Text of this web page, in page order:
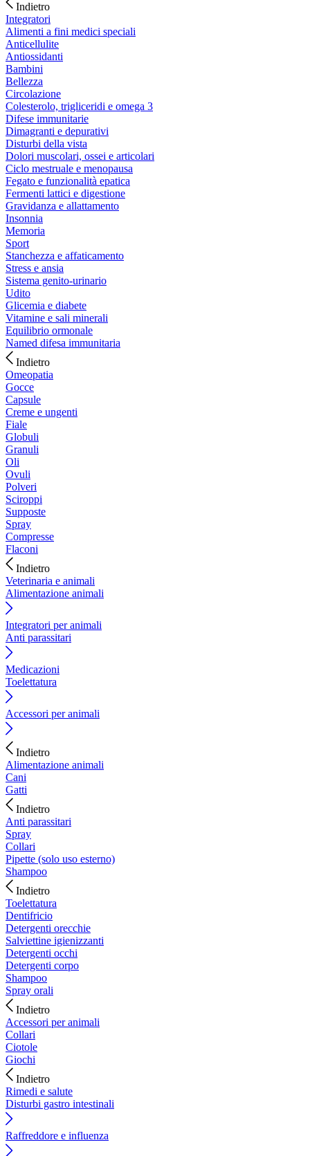
Indietro
Integratori
Alimenti a fini medici speciali
Anticellulite
Antiossidanti
Bambini
Bellezza
Circolazione
Colesterolo, trigliceridi e omega 3
Difese immunitarie
Dimagranti e depurativi
Disturbi della vista
Dolori muscolari, ossei e articolari
Ciclo mestruale e menopausa
Fegato e funzionalità epatica
Fermenti lattici e digestione
Gravidanza e allattamento
Insonnia
Memoria
Sport
Stanchezza e affaticamento
Stress e ansia
Sistema genito-urinario
Udito
Glicemia e diabete
Vitamine e sali minerali
Equilibrio ormonale
Named difesa immunitaria
Indietro
Omeopatia
Gocce
Capsule
Creme e ungenti
Fiale
Globuli
Granuli
Oli
Ovuli
Polveri
Sciroppi
Supposte
Spray
Compresse
Flaconi
Indietro
Veterinaria e animali
Alimentazione animali
Integratori per animali
Anti parassitari
Medicazioni
Toelettatura
Accessori per animali
Indietro
Alimentazione animali
Cani
Gatti
Indietro
Anti parassitari
Spray
Collari
Pipette (solo uso esterno)
Shampoo
Indietro
Toelettatura
Dentifricio
Detergenti orecchie
Salviettine igienizzanti
Detergenti occhi
Detergenti corpo
Shampoo
Spray orali
Indietro
Accessori per animali
Collari
Ciotole
Giochi
Indietro
Rimedi e salute
Disturbi gastro intestinali
Raffreddore e influenza